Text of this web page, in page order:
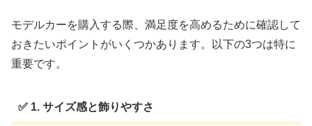
モデルカーを購入する際、満足度を高めるために確認して
おきたいポイントがいくつかあります。以下の3つは特に
重要です。
✅ 1. サイズ感と飾りやすさ